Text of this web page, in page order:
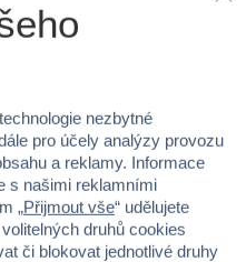
53-54337
6
HOLKA, KLUK
PLAST
nezbytné
pro účely analýzy provozu
a reklamy. Informace
s našimi reklamními
„Přijmout vše“ udělujete
druhů cookies
či blokovat jednotlivé druhy